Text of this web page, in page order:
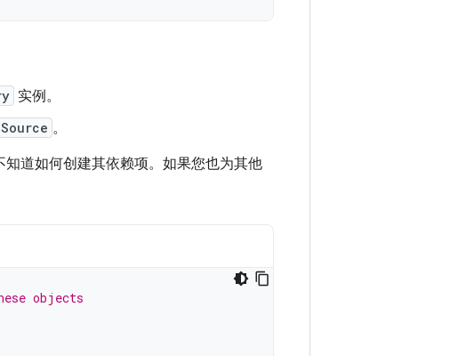
实例。
。
知道如何创建其依赖项。如果您也为其他
objects